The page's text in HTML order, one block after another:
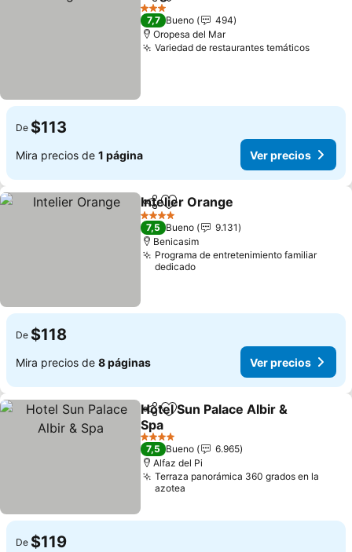
3 Estrellas
7,7 Bueno
494
Oropesa del Mar
Variedad de restaurantes temáticosVer
De $113
Mira precios de 1 página Ver precios
CompartirAgregar a favoritos
Intelier Orange
4 Estrellas
7,5 Bueno
9.131
Benicasim
Programa de entretenimiento familiar
dedicado
De $118
Mira precios de 8 páginas Ver precios
CompartirAgregar a favoritos
Hotel Sun Palace Albir &
Spa
Ver precios
4 Estrellas
7,5 Bueno
6.965
Alfaz del Pi
Terraza panorámica 360 grados en la
azotea
De $119